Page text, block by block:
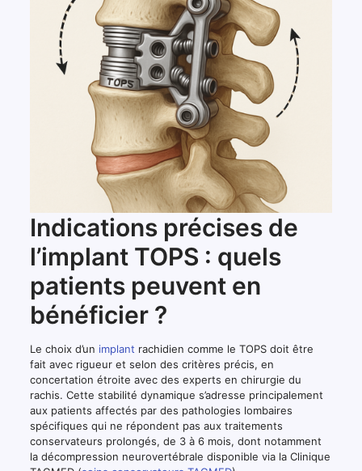
Indications précises de
l’implant TOPS : quels
patients peuvent en
bénéficier ?
Le choix d’un implant rachidien comme le TOPS doit être
fait avec rigueur et selon des critères précis, en
concertation étroite avec des experts en chirurgie du
rachis. Cette stabilité dynamique s’adresse principalement
aux patients affectés par des pathologies lombaires
spécifiques qui ne répondent pas aux traitements
conservateurs prolongés, de 3 à 6 mois, dont notamment
la décompression neurovertébrale disponible via la Clinique